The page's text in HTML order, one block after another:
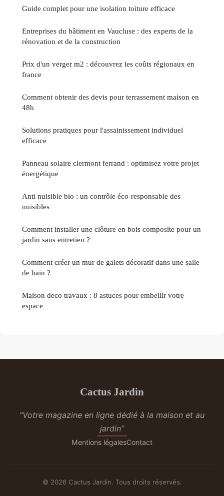
Guide complet pour une isolation toiture efficace
Entreprises du bâtiment en Vaucluse : des experts de la
rénovation et de la construction
Prix d'un verger m2 : découvrez les coûts régionaux en
france
Comment obtenir des devis pour terrassement maison en
48h
Solutions pratiques pour l'assainissement individuel
efficace
Panneau solaire clermont ferrand : optimisez votre projet
énergétique
Anti nuisible bio : un contrôle éco-responsable des
nuisibles
Comment installer une clôture en bois composite pour un
jardin sans entretien ?
Comment créer un mur de galets décoratif dans une salle
de bain ?
Maison deco travaux : 8 astuces pour embellir votre
espace
Cactus Jardin
“Votre magazine en ligne dédié à la maison et au
jardin”
Mentions légalesContact
© 2026 Cactus Jardin. Tous droits réservés.